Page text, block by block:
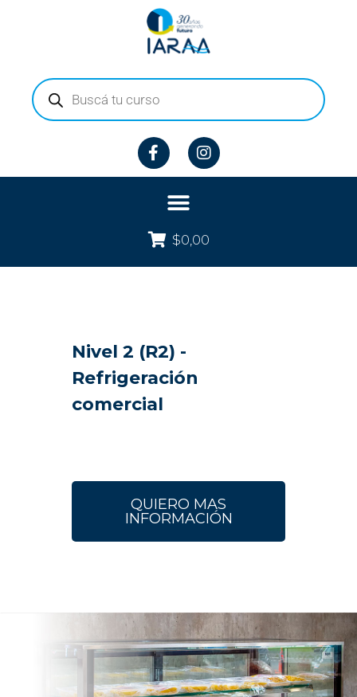
$0,00
Nivel 2 (R2) -
Refrigeración
comercial
QUIERO MAS
INFORMACIÓN